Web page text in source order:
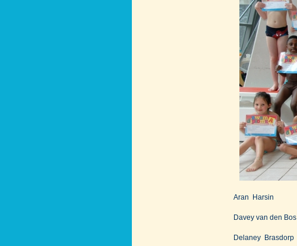
Aran Harsin
Davey van den Bos
Delaney Brasdorp